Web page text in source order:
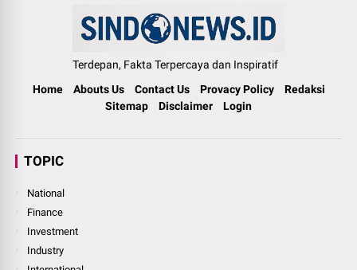
Terdepan, Fakta Terpercaya dan Inspiratif
Home
Abouts Us Contact Us Provacy Policy
Redaksi
Sitemap
Disclaimer Login
TOPIC
National
Finance
Investment
Industry